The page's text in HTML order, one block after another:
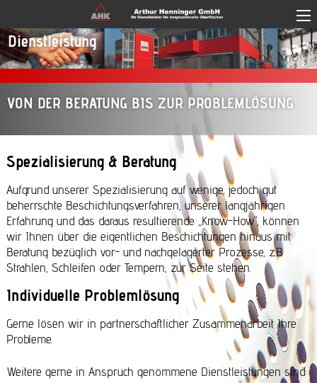
Skip to main content
Dienstleistung
VON DER BERATUNG BIS ZUR PROBLEMLÖSUNG
Spezialisierung & Beratung
Aufgrund unserer Spezialisierung auf wenige, jedoch gut
beherrschte Beschichtungsverfahren, unserer langjährigen
Erfahrung und das daraus resultierende „Know-How“, können
wir Ihnen über die eigentlichen Beschichtungen hinaus mit
Beratung bezüglich vor- und nachgelagerter Prozesse, z.B.
Strahlen, Schleifen oder Tempern, zur Seite stehen.
Individuelle Problemlösung
Gerne lösen wir in partnerschaftlicher Zusammenarbeit Ihre
Probleme.
Weitere gerne in Anspruch genommene Dienstleistungen sind: